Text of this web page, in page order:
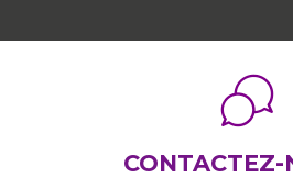
CONTACTEZ-